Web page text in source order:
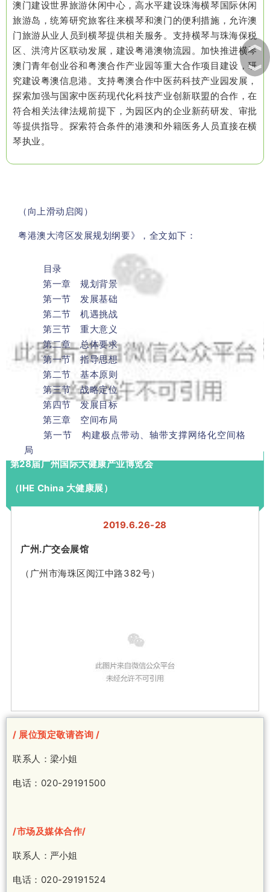
澳门建设世界旅游休闲中心，高水平建设珠海横琴国际休闲
旅游岛，统筹研究旅客往来横琴和澳门的便利措施，允许澳
门旅游从业人员到横琴提供相关服务。支持横琴与珠海保税
区、洪湾片区联动发展，建设粤港澳物流园。加快推进横琴
澳门青年创业谷和粤澳合作产业园等重大合作项目建设，研
究建设粤澳信息港。支持粤澳合作中医药科技产业园发展，
探索加强与国家中医药现代化科技产业创新联盟的合作，在
符合相关法律法规前提下，为园区内的企业新药研发、审批
等提供指导。探索符合条件的港澳和外籍医务人员直接在横
琴执业。
（向上滑动启阅）
粤港澳大湾区发展规划纲要》，全文如下：
目录
第一章 规划背景
第一节 发展基础
第二节 机遇挑战
第三节 重大意义
第二章 总体要求
第一节 指导思想
第二节 基本原则
第三节 战略定位
第四节 发展目标
第三章 空间布局
第一节 构建极点带动、轴带支撑网络化空间格
局
第二节 完善城市群和城镇发展体系
第三节 辐射带动泛珠三角区域发展
第四章 建设国际科技创新中心
第一节 构建开放型区域协同创新共同体
第二节 打造高水平科技创新载体和平台
第五章 加快基础设施互联互通
第一节 构建现代化的综合交通运输体系
第六章 构建具有国际竞争力的现代产业体系
第一节 加快发展先进制造业
第二节 培育壮大战略性新兴产业
第三节 加快发展现代服务业
第一节 打造生态防护屏障
第二节 加强环境保护和治理
第三节 创新绿色低碳发展模式
第八章 建设宜居宜业宜游的优质生活圈
第一节 打造教育和人才高地
第四节 拓展就业创业空间
第六节 促进社会保障和社会治理合作
第九章 紧密合作共同参与“一带一路”建设
第一节 打造具有全球竞争力的营商环境
来源：广东参茸协会
第28届广州国际大健康产业博览会
（IHE China 大健康展）
2019.6.26-28
广州.广交会展馆
（广州市海珠区阅江中路382号）
/ 展位预定敬请咨询 /
联系人：梁小姐
电话：020-29191500
/市场及媒体合作/
联系人： 严小姐
电话：020-29191524
︽
︾